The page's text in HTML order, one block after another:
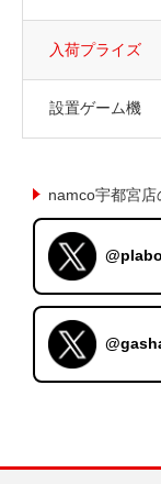
入荷プライズ
設置ゲーム機
namco宇都宮店